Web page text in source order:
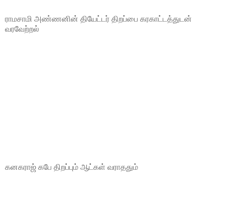
ராமசாமி அண்ணனின் தியேட்டர் திறப்பை கரகாட்டத்துடன்
வரவேற்றல்
கனகராஜ் கபே திறப்பும் ஆட்கள் வராததும்